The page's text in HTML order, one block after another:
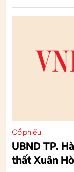
Cổ phiếu
UBND TP.
thất Xuân